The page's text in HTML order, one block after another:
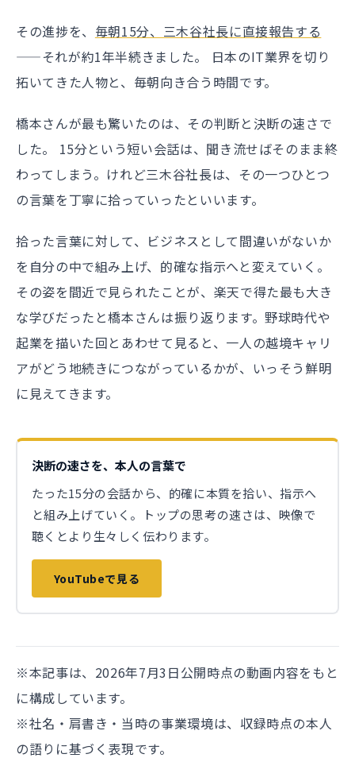
その進捗を、 毎朝15分、三木谷社長に直接報告する
——それが約1年半続きました。 日本のIT業界を切り
拓いてきた人物と、毎朝向き合う時間です。
橋本さんが最も驚いたのは、その判断と決断の速さで
した。 15分という短い会話は、聞き流せばそのまま終
わってしまう。けれど三木谷社長は、その一つひとつ
の言葉を丁寧に拾っていったといいます。
拾った言葉に対して、ビジネスとして間違いがないか
を自分の中で組み上げ、的確な指示へと変えていく。
その姿を間近で見られたことが、楽天で得た最も大き
な学びだったと橋本さんは振り返ります。野球時代や
起業を描いた回とあわせて見ると、一人の越境キャリ
アがどう地続きにつながっているかが、いっそう鮮明
に見えてきます。
決断の速さを、本人の言葉で
たった15分の会話から、的確に本質を拾い、指示へ
と組み上げていく。トップの思考の速さは、映像で
聴くとより生々しく伝わります。
YouTubeで見る
※本記事は、2026年7月3日公開時点の動画内容をもと
に構成しています。
※社名・肩書き・当時の事業環境は、収録時点の本人
の語りに基づく表現です。